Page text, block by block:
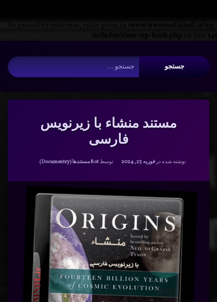
be passed by reference, value given in
/www/wwwroot/nmdl.ir/wp-
محتوا
آرشیو
جستجو برای:
مستند منشاء با زیرنویس
فارسی
نوشته شده درفوریه 23, 2024 توسطBotدسته بندی ها:
مستندها (Documentry)